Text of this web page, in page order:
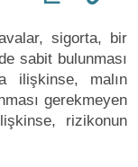
sigorta, bir
sabit bulunması
ilişkinse, malın
gerekmeyen
rizikonun